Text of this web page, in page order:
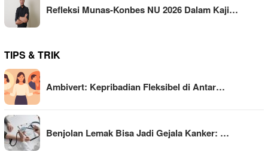
Refleksi Munas-Konbes NU 2026 Dalam Kaji…
TIPS & TRIK
Ambivert: Kepribadian Fleksibel di Antar…
Benjolan Lemak Bisa Jadi Gejala Kanker: …